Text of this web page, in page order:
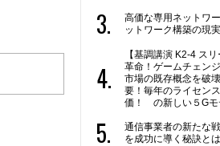
高価な専用ネットワ
ットワーク構築の現
【基調講演 K2-4 ス
革命！ゲームチェン
市場の既存概念を破
要！毎年のライセン
価！ の新しい５Gモ
通信事業者の新たな
を成功に導く秘訣とは